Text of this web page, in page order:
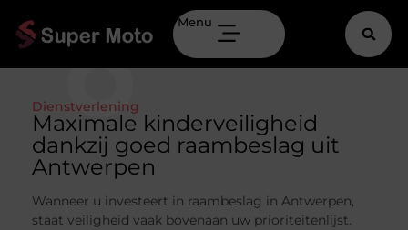
Menu
Dienstverlening
Maximale kinderveiligheid
dankzij goed raambeslag uit
Antwerpen
Wanneer u investeert in raambeslag in Antwerpen,
staat veiligheid vaak bovenaan uw prioriteitenlijst.